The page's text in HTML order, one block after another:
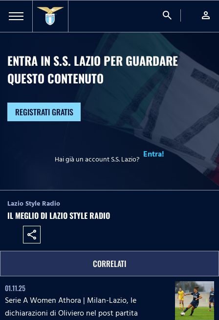
search person
ENTRA IN S.S. LAZIO PER GUARDARE
QUESTO CONTENUTO
REGISTRATI GRATIS
Hai già un account S.S. Lazio? Entra!
Lazio Style Radio
IL MEGLIO DI LAZIO STYLE RADIO
share
CORRELATI
01.11.25
Serie A Women Athora | Milan-Lazio, le
dichiarazioni di Oliviero nel post partita